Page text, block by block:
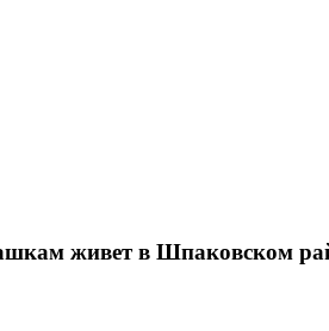
живет в Шпаковском